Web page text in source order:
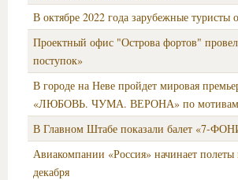
В октябре 2022 года зарубежные
Проектный офис "Острова фортов"
поступок»
В городе на Неве пройдет мировая
«ЛЮБОВЬ. ЧУМА. ВЕРОНА» по мотивам
В Главном Штабе показали балет «7-
Авиакомпании «Россия» начинает
декабря